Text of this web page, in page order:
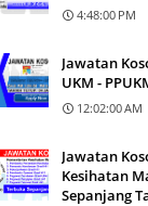
4:48:00 PM
Jawatan
UKM -
12:02:00 AM
Jawatan
Kesihatan
Sepanjang